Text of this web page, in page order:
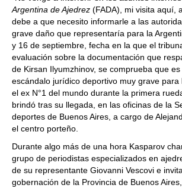
Argentina de Ajedrez (FADA), mi visita aquí,
debe a que necesito informarle a las
grave daño que representaría para la
y 16 de septiembre, fecha en la que el
evaluación sobre la documentación que
de Kirsan Ilyumzhinov, se comprueba que
escándalo jurídico deportivo muy grave para
el ex N°1 del mundo durante la primera
brindó tras su llegada, en las oficinas de la
deportes de Buenos Aires, a cargo de
el centro porteño.
Durante algo más de una hora Kasparov
grupo de periodistas especializados en
de su representante Giovanni Vescovi e
gobernación de la Provincia de Buenos